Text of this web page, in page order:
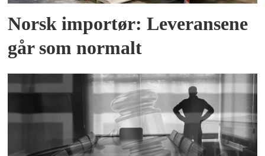
Norsk importør: Leveransene
går som normalt